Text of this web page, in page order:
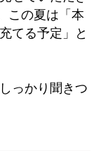
この夏は「本
てる予定」と
っかり聞きつ